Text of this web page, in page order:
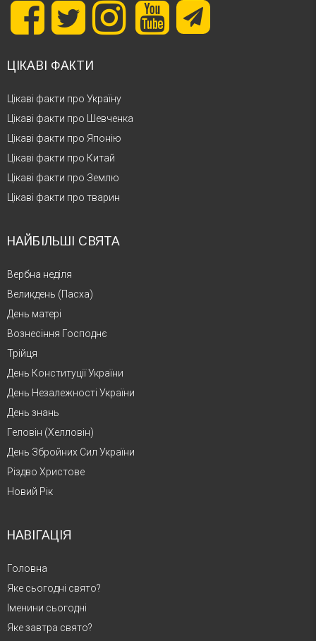
ЦІКАВІ ФАКТИ
Цікаві факти про Україну
Цікаві факти про Шевченка
Цікаві факти про Японію
Цікаві факти про Китай
Цікаві факти про Землю
Цікаві факти про тварин
НАЙБІЛЬШІ СВЯТА
Вербна неділя
Великдень (Пасха)
День матері
Вознесіння Господнє
Трійця
День Конституції України
День Незалежності України
День знань
Геловін (Хелловін)
День Збройних Сил України
Різдво Христове
Новий Рік
НАВІГАЦІЯ
Головна
Яке сьогодні свято?
Іменини сьогодні
Яке завтра свято?